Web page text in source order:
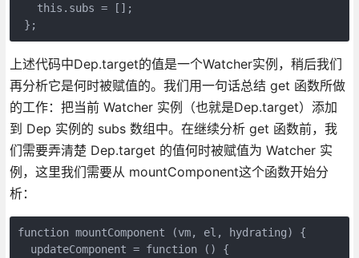
   this.subs = [];
};
上述代码中Dep.target的值是一个Watcher实例，稍后我们
再分析它是何时被赋值的。我们用一句话总结 get 函数所做
的工作：把当前 Watcher 实例（也就是Dep.target）添加
到 Dep 实例的 subs 数组中。在继续分析 get 函数前，我
们需要弄清楚 Dep.target 的值何时被赋值为 Watcher 实
例，这里我们需要从 mountComponent这个函数开始分
析：
function mountComponent (vm, el, hydrating) {
  updateComponent = function () {